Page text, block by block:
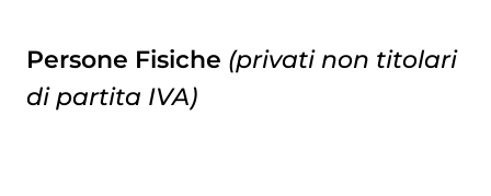
Persone Fisiche (privati non titolari
di partita IVA)